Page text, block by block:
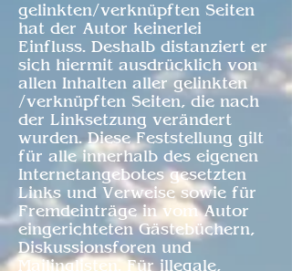
gelinkten/verknüpften Seiten
hat der Autor keinerlei
Einfluss. Deshalb distanziert er
sich hiermit ausdrücklich von
allen Inhalten aller gelinkten
/verknüpften Seiten, die nach
der Linksetzung verändert
wurden. Diese Feststellung gilt
für alle innerhalb des eigenen
Internetangebotes gesetzten
Links und Verweise sowie für
Fremdeinträge in vom Autor
eingerichteten Gästebüchern,
Diskussionsforen und
Mailinglisten. Für illegale,